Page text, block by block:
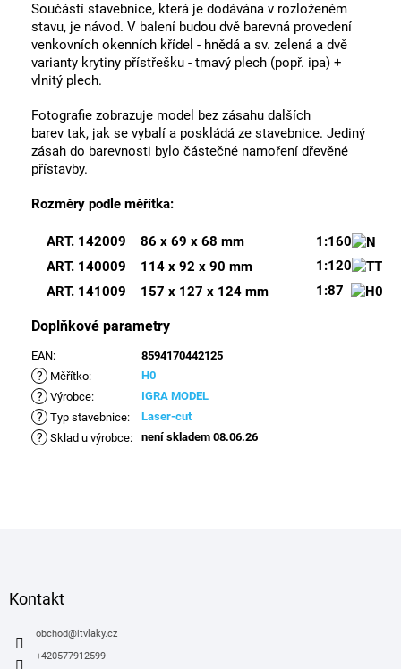
Součástí stavebnice, která je dodávána v rozloženém
stavu, je návod. V balení budou dvě barevná provedení
venkovních okenních křídel - hnědá a sv. zelená a dvě
varianty krytiny přístřešku - tmavý plech (popř. ipa) +
vlnitý plech.
Fotografie zobrazuje model bez zásahu dalších
barev tak, jak se vybalí a poskládá ze stavebnice. Jediný
zásah do barevnosti bylo částečné namoření dřevěné
přístavby.
Rozměry podle měřítka:
ART. 142009 86 x 69 x 68 mm
1:160
ART. 140009
114 x 92 x 90 mm
1:120
ART. 141009
157 x 127 x 124 mm 1:87
Doplňkové parametry
EAN: 8594170442125
? Měřítko: H0
? Výrobce: IGRA MODEL
? Typ stavebnice: Laser-cut
? Sklad u výrobce: není skladem 08.06.26
Kontakt
obchod@itvlaky.cz
+420577912599